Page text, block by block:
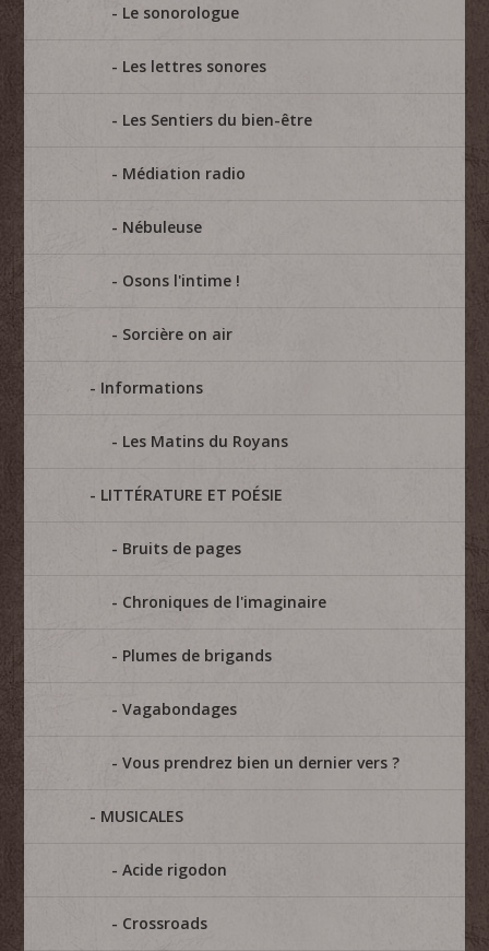
Le sonorologue
Les lettres sonores
Les Sentiers du bien-être
Médiation radio
Nébuleuse
Osons l'intime !
Sorcière on air
Informations
Les Matins du Royans
LITTÉRATURE ET POÉSIE
Bruits de pages
Chroniques de l'imaginaire
Plumes de brigands
Vagabondages
Vous prendrez bien un dernier vers ?
MUSICALES
Acide rigodon
Crossroads